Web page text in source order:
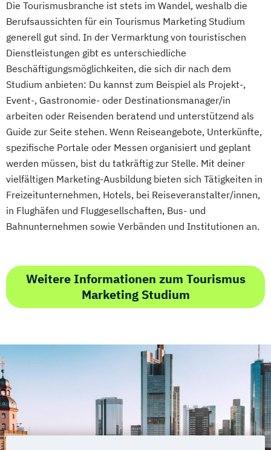
Die Tourismusbranche ist stets im Wandel, weshalb die
Berufsaussichten für ein Tourismus Marketing Studium
generell gut sind. In der Vermarktung von touristischen
Dienstleistungen gibt es unterschiedliche
Beschäftigungsmöglichkeiten, die sich dir nach dem
Studium anbieten: Du kannst zum Beispiel als Projekt-,
Event-, Gastronomie- oder Destinationsmanager/in
arbeiten oder Reisenden beratend und unterstützend als
Guide zur Seite stehen. Wenn Reiseangebote, Unterkünfte,
spezifische Portale oder Messen organisiert und geplant
werden müssen, bist du tatkräftig zur Stelle. Mit deiner
vielfältigen Marketing-Ausbildung bieten sich Tätigkeiten in
Freizeitunternehmen, Hotels, bei Reiseveranstalter/innen,
in Flughäfen und Fluggesellschaften, Bus- und
Bahnunternehmen sowie Verbänden und Institutionen an.
Weitere Informationen zum Tourismus
Marketing Studium